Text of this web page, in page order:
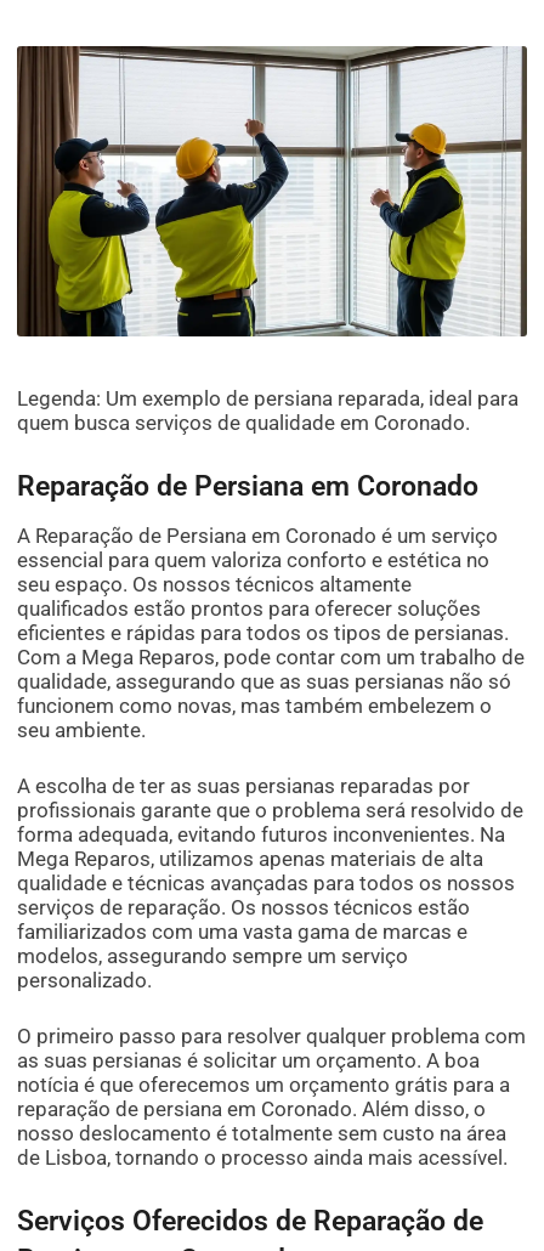
Legenda: Um exemplo de persiana reparada, ideal para
quem busca serviços de qualidade em Coronado.
Reparação de Persiana em Coronado
A Reparação de Persiana em Coronado é um serviço
essencial para quem valoriza conforto e estética no
seu espaço. Os nossos técnicos altamente
qualificados estão prontos para oferecer soluções
eficientes e rápidas para todos os tipos de persianas.
Com a Mega Reparos, pode contar com um trabalho de
qualidade, assegurando que as suas persianas não só
funcionem como novas, mas também embelezem o
seu ambiente.
A escolha de ter as suas persianas reparadas por
profissionais garante que o problema será resolvido de
forma adequada, evitando futuros inconvenientes. Na
Mega Reparos, utilizamos apenas materiais de alta
qualidade e técnicas avançadas para todos os nossos
serviços de reparação. Os nossos técnicos estão
familiarizados com uma vasta gama de marcas e
modelos, assegurando sempre um serviço
personalizado.
O primeiro passo para resolver qualquer problema com
as suas persianas é solicitar um orçamento. A boa
notícia é que oferecemos um orçamento grátis para a
reparação de persiana em Coronado. Além disso, o
nosso deslocamento é totalmente sem custo na área
de Lisboa, tornando o processo ainda mais acessível.
Serviços Oferecidos de Reparação de